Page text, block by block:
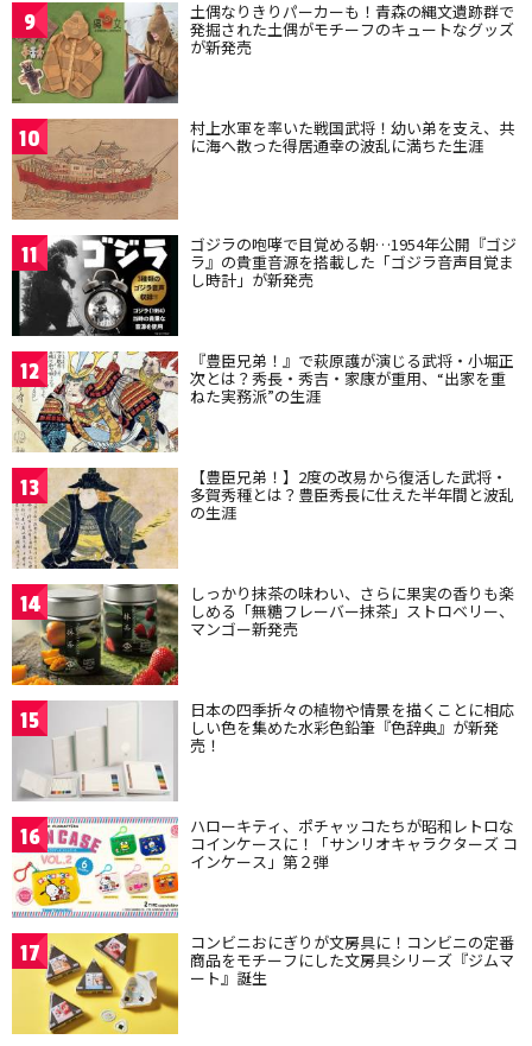
9 土偶なりきりパーカーも！青森の縄文遺跡群で
発掘された土偶がモチーフのキュートなグッズ
が新発売
10 村上水軍を率いた戦国武将！幼い弟を支え、共
に海へ散った得居通幸の波乱に満ちた生涯
11 ゴジラの咆哮で目覚める朝…1954年公開『ゴジ
ラ』の貴重音源を搭載した「ゴジラ音声目覚ま
し時計」が新発売
12 『豊臣兄弟！』で萩原護が演じる武将・小堀正
次とは？秀長・秀吉・家康が重用、“出家を重
ねた実務派”の生涯
13 【豊臣兄弟！】2度の改易から復活した武将・
多賀秀種とは？豊臣秀長に仕えた半年間と波乱
の生涯
14 しっかり抹茶の味わい、さらに果実の香りも楽
しめる「無糖フレーバー抹茶」ストロベリー、
マンゴー新発売
15 日本の四季折々の植物や情景を描くことに相応
しい色を集めた水彩色鉛筆『色辞典』が新発
売！
16 ハローキティ、ポチャッコたちが昭和レトロな
コインケースに！「サンリオキャラクターズ コ
インケース」第２弾
17 コンビニおにぎりが文房具に！コンビニの定番
商品をモチーフにした文房具シリーズ『ジムマ
ート』誕生